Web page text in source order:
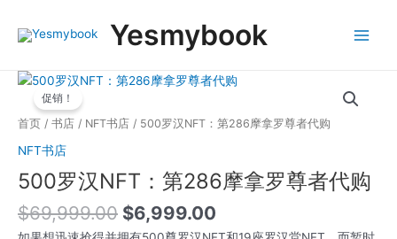
Yesmybook
Menu
促销！
首页 / 书店 / NFT书店 / 500罗汉NFT：第286摩拿罗尊者代购
NFT书店
500罗汉NFT：第286摩拿罗尊者代购
$69,999.00
原
为：
$6,999.00
当
价
$6,999.00。
500
汉
第
286
拿
罗